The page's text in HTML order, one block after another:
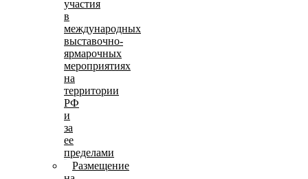
участия
в
международных
выставочно-
ярмарочных
мероприятиях
на
территории
РФ
и
за
ее
пределами
Размещение